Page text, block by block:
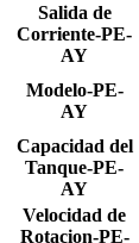
Salida de
Corriente-PE-
AY
Modelo-PE-
AY
Capacidad del
Tanque-PE-
AY
Velocidad de
Rotacion-PE-